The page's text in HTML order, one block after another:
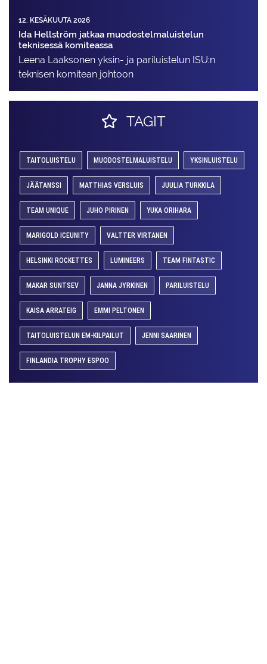
12. KESÄKUUTA 2026
Ida Hellström jatkaa muodostelmaluistelun
teknisessä komiteassa
Leena Laaksonen yksin- ja pariluistelun ISU:n
teknisen komitean johtoon
TAGIT
TAITOLUISTELU MUODOSTELMALUISTELU YKSINLUISTELU
JÄÄTANSSI MATTHIAS VERSLUIS JUULIA TURKKILA
TEAM UNIQUE JUHO PIRINEN YUKA ORIHARA
MARIGOLD ICEUNITY VALTTER VIRTANEN
HELSINKI ROCKETTES LUMINEERS TEAM FINTASTIC
MAKAR SUNTSEV JANNA JYRKINEN PARILUISTELU
KAISA ARRATEIG EMMI PELTONEN
TAITOLUISTELUN EM-KILPAILUT JENNI SAARINEN
FINLANDIA TROPHY ESPOO